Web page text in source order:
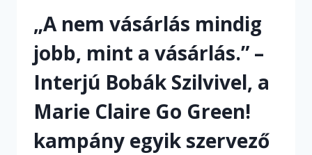
„A nem vásárlás mindig
jobb, mint a vásárlás.” –
Interjú Bobák Szilvivel, a
Marie Claire Go Green!
kampány egyik szervező